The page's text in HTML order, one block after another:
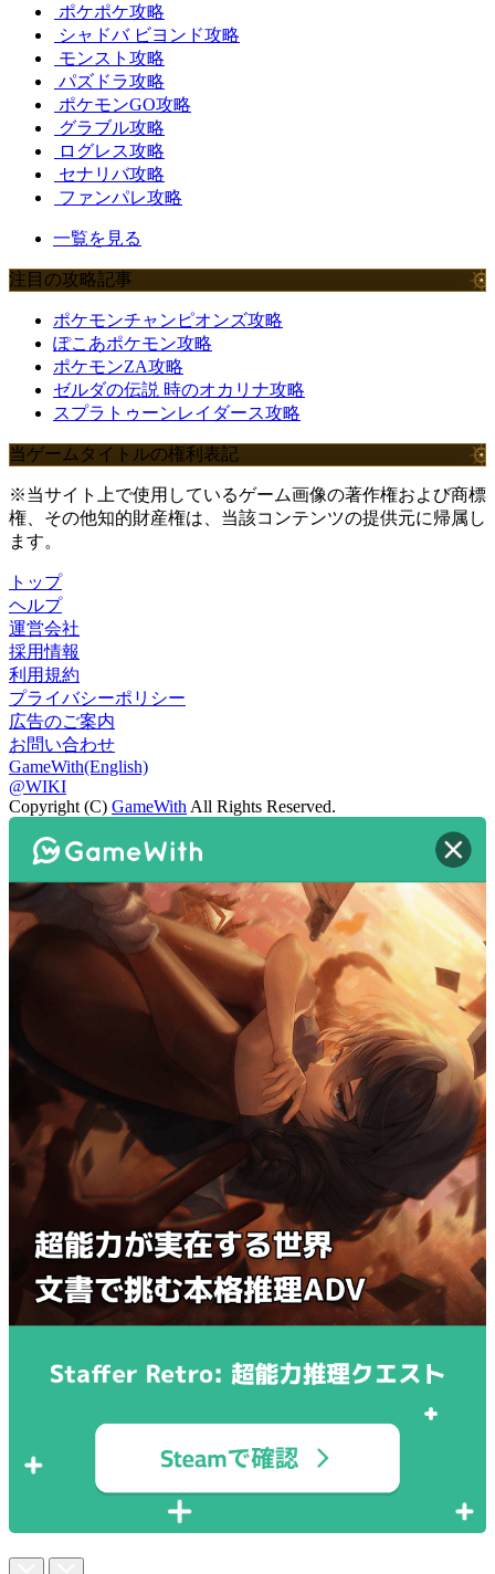
ポケポケ攻略
シャドバ ビヨンド攻略
モンスト攻略
パズドラ攻略
ポケモンGO攻略
グラブル攻略
ログレス攻略
セナリバ攻略
ファンパレ攻略
一覧を見る
注目の攻略記事
ポケモンチャンピオンズ攻略
ぽこあポケモン攻略
ポケモンZA攻略
ゼルダの伝説 時のオカリナ攻略
スプラトゥーンレイダース攻略
当ゲームタイトルの権利表記
※当サイト上で使用しているゲーム画像の著作権および商標
権、その他知的財産権は、当該コンテンツの提供元に帰属し
ます。
トップ
ヘルプ
運営会社
採用情報
利用規約
プライバシーポリシー
広告のご案内
お問い合わせ
GameWith(English)
@WIKI
Copyright (C) GameWith All Rights Reserved.